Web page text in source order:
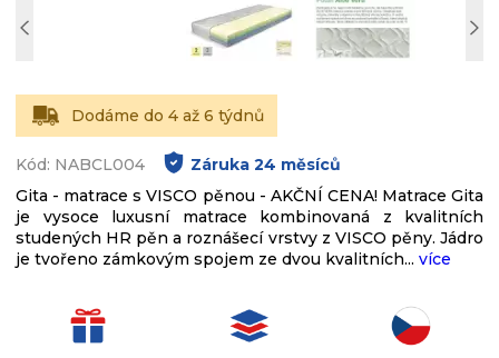
Dodáme do 4 až 6 týdnů
Kód: NABCL004 Záruka 24 měsíců
Gita - matrace s VISCO pěnou - AKČNÍ CENA! Matrace Gita
je vysoce luxusní matrace kombinovaná z kvalitních
studených HR pěn a roznášecí vrstvy z VISCO pěny. Jádro
je tvořeno zámkovým spojem ze dvou kvalitních... více